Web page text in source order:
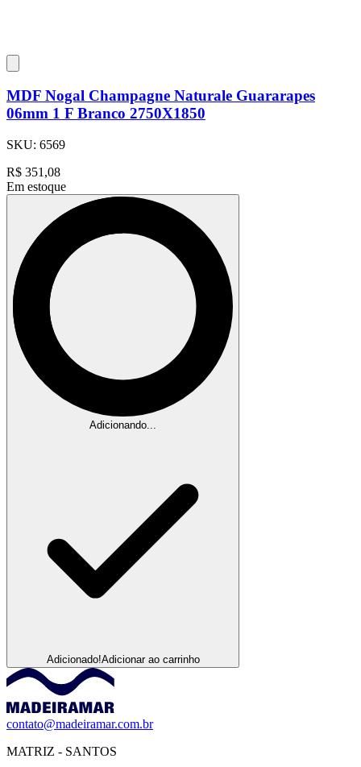
MDF Nogal Champagne Naturale Guararapes
06mm 1 F Branco 2750X1850
SKU: 6569
R$ 351,08
Em estoque
Adicionando...
Adicionado!Adicionar ao carrinho
contato@madeiramar.com.br
MATRIZ - SANTOS